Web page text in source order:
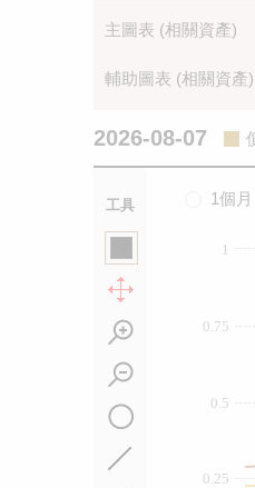
主圖表 (相關資產)
輔助圖表 (相關資產)
2026-08-07
工具 1個月
0.25
0.5
0.75
1